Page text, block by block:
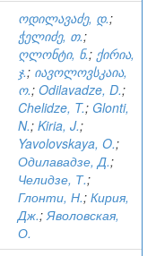
ოდილავაძე, დ.;
ჭელიძე, თ.;
ღლონტი, ნ.; ქირია,
ჯ.; იავოლოვსკაია,
ო.; Odilavadze, D.;
Chelidze, T.; Glonti,
N.; Kiria, J.;
Yavolovskaya, O.;
Одилавадзе, Д.;
Челидзе, Т.;
Глонти, Н.; Кирия,
Дж.;Яволовская,
О.